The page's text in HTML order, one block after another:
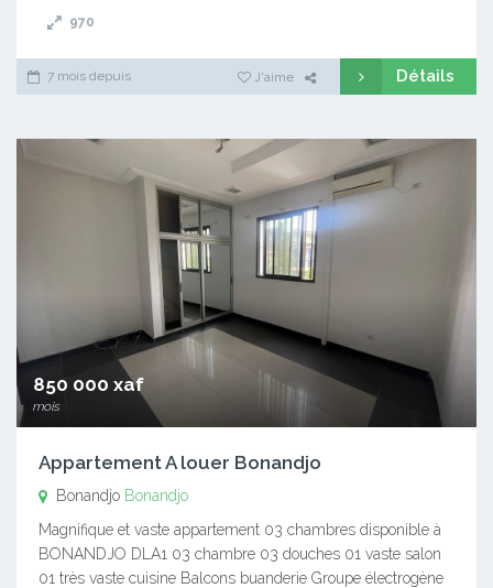
970
7 mois depuis J'aime Détails
850 000 xaf
mois
Appartement A louer Bonandjo
Bonandjo Bonandjo
Magnifique et vaste appartement 03 chambres disponible à
BONANDJO DLA1 03 chambre 03 douches 01 vaste salon
01 très vaste cuisine Balcons buanderie Groupe électrogène